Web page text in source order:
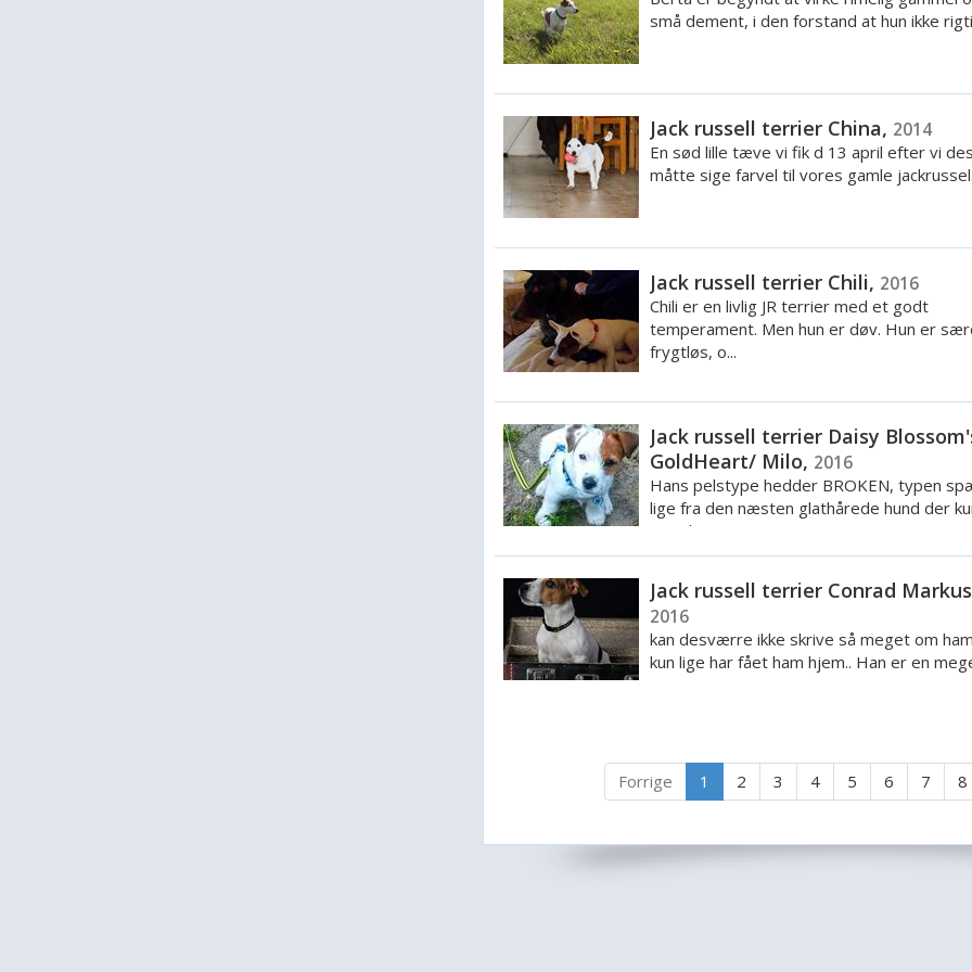
små dement, i den forstand at hun ikke
Jack russell terrier China, 2014
En sød lille tæve vi fik d 13 april efter vi
måtte sige farvel til vores gamle
Jack russell terrier Chili, 2016
Chili er en livlig JR terrier med et godt
temperament. Men hun er døv. Hun er
frygtløs, o...
Jack russell terrier Daisy
GoldHeart/ Milo, 2016
Hans pelstype hedder BROKEN, typen
lige fra den næsten glathårede hund der
antydnin...
Jack russell terrier Conrad
2016
kan desværre ikke skrive så meget om
kun lige har fået ham hjem.. Han er en
Forrige 1 2 3 4 5 6 7 8